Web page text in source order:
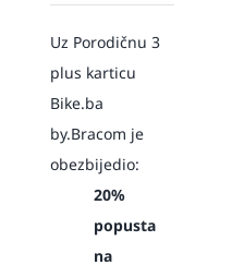
Uz Porodičnu 3
plus karticu
Bike.ba
by.Bracom je
obezbijedio:
20%
popusta
na